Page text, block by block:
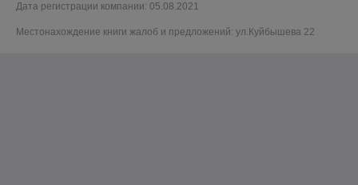
Дата регистрации компании: 05.08.2021
Местонахождение книги жалоб и предложений: ул.Куйбышева 22